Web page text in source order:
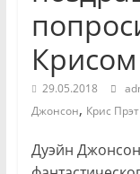
29.05.2018
Джонсон, Крис Прэт
Дуэйн